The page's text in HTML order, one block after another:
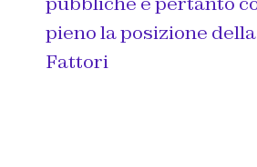
pieno la posizione
Fattori